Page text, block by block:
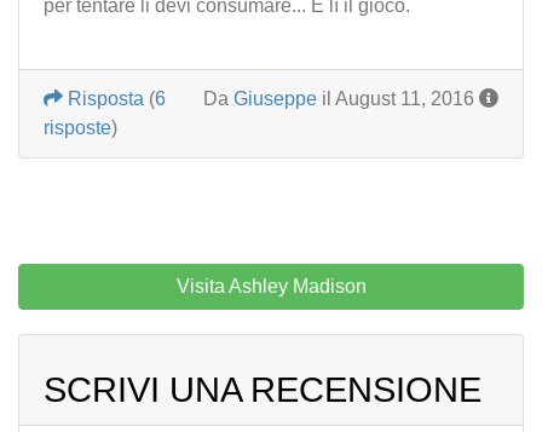
per tentare li devi consumare... È lì il gioco.
Da Giuseppe il August 11, 2016
Risposta (6
risposte)
Visita Ashley Madison
SCRIVI UNA RECENSIONE